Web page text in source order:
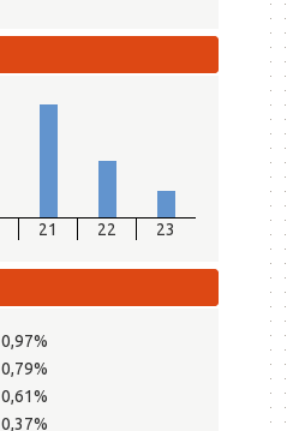
21 22 23
0,97%
0,79%
0,61%
0,37%